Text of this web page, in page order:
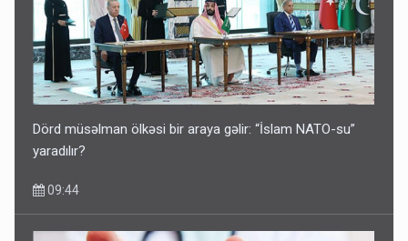
Dörd müsəlman ölkəsi bir araya gəlir: “İslam NATO-su”
yaradılır?
09:44